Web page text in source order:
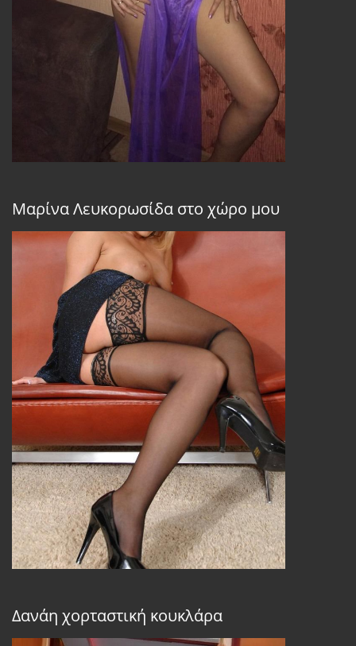
Μαρίνα Λευκορωσίδα στο χώρο μου
Δανάη χορταστική κουκλάρα